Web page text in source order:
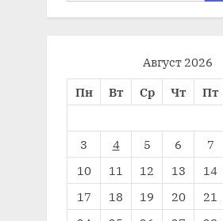
Август 2026
Пн
Вт Ср Чт Пт
3
4 5 6 7
10
11 12 13 14
17
18 19 20 21